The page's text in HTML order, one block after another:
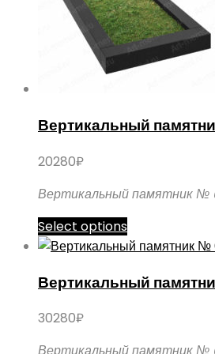
Вертикальный
20280₽
Вертикальный памятник №
Select optionsЭтот
товар
несколько
можно
Вертикальный
30280₽